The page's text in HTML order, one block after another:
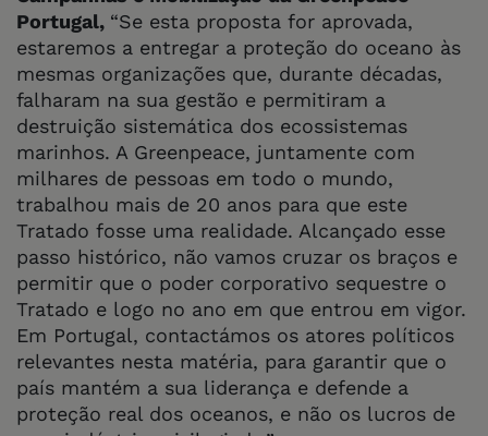
Portugal, “Se esta proposta for aprovada,
estaremos a entregar a proteção do oceano às
mesmas organizações que, durante décadas,
falharam na sua gestão e permitiram a
destruição sistemática dos ecossistemas
marinhos. A Greenpeace, juntamente com
milhares de pessoas em todo o mundo,
trabalhou mais de 20 anos para que este
Tratado fosse uma realidade. Alcançado esse
passo histórico, não vamos cruzar os braços e
permitir que o poder corporativo sequestre o
Tratado e logo no ano em que entrou em vigor.
Em Portugal, contactámos os atores políticos
relevantes nesta matéria, para garantir que o
país mantém a sua liderança e defende a
proteção real dos oceanos, e não os lucros de